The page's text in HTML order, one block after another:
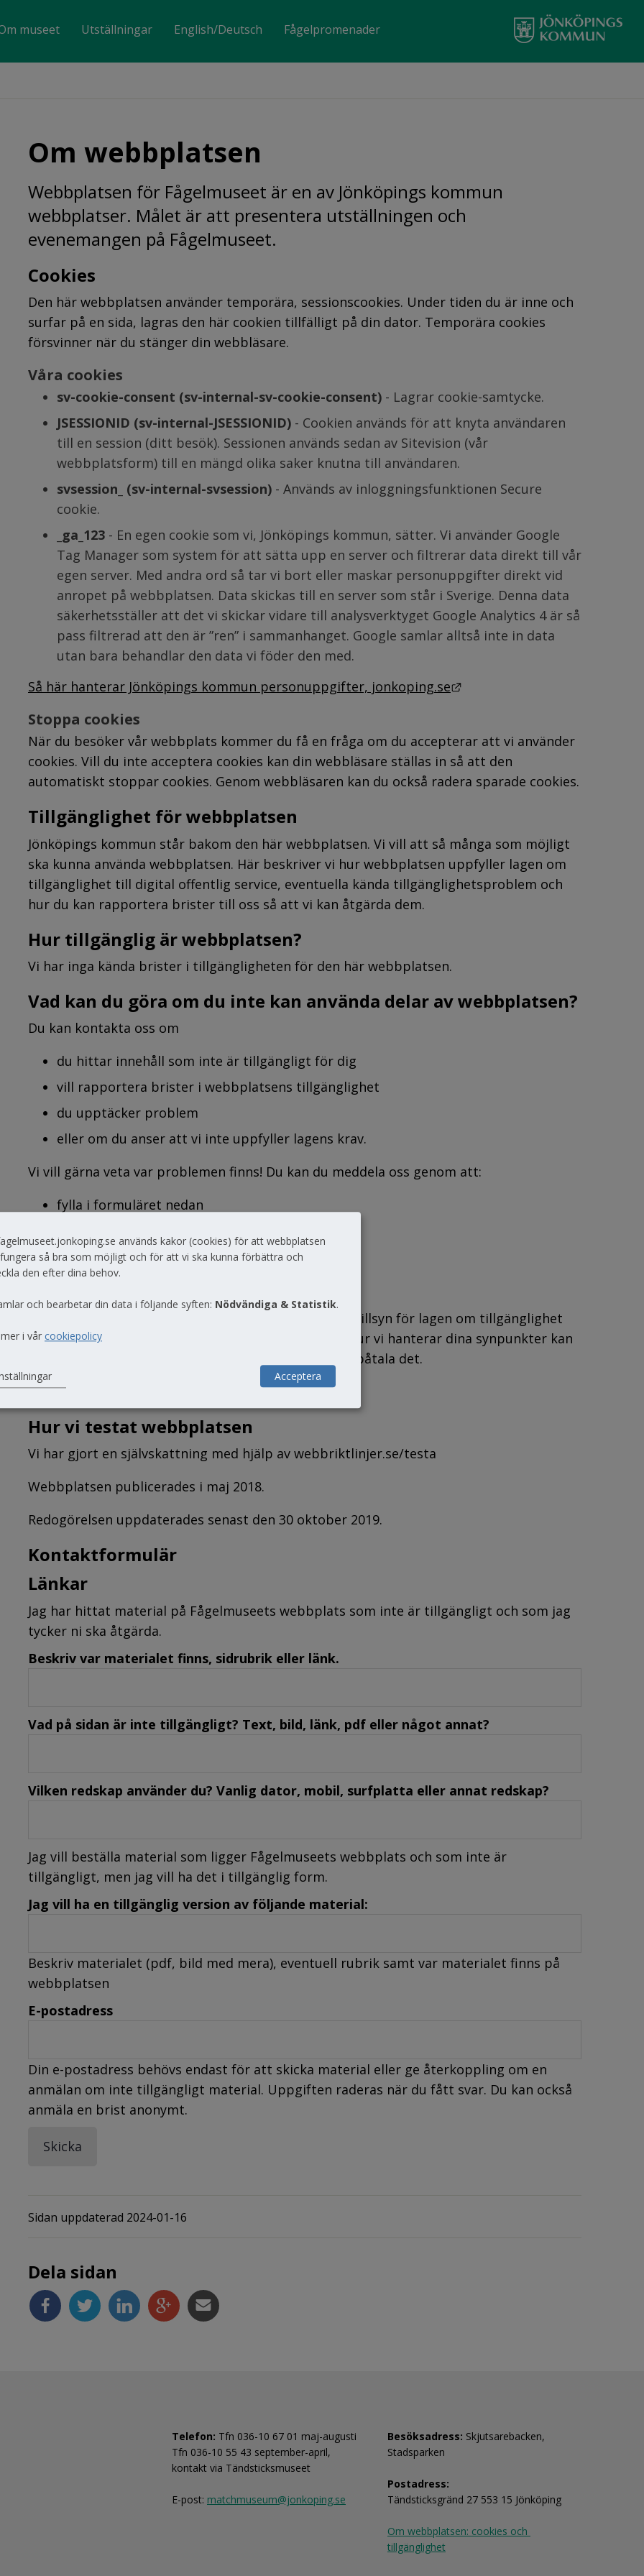
museet Utställningar English/Deutsch Fågelpromenader
Om webbplatsen
Webbplatsen för Fågelmuseet är en av Jönköpings kommun
webbplatser. Målet är att presentera utställningen och
evenemangen på Fågelmuseet.
Cookies
Den här webbplatsen använder temporära, sessionscookies. Under tiden du är inne och
surfar på en sida, lagras den här cookien tillfälligt på din dator. Temporära cookies
försvinner när du stänger din webbläsare.
Våra cookies
sv-cookie-consent (sv-internal-sv-cookie-consent) - Lagrar cookie-samtycke.
JSESSIONID (sv-internal-JSESSIONID) - Cookien används för att knyta användaren
till en session (ditt besök). Sessionen används sedan av Sitevision (vår
webbplatsform) till en mängd olika saker knutna till användaren.
svsession_ (sv-internal-svsession) - Används av inloggningsfunktionen Secure
cookie.
_ga_123 - En egen cookie som vi, Jönköpings kommun, sätter. Vi använder Google
Tag Manager som system för att sätta upp en server och filtrerar data direkt till vår
egen server. Med andra ord så tar vi bort eller maskar personuppgifter direkt vid
anropet på webbplatsen. Data skickas till en server som står i Sverige. Denna data
säkerhetsställer att det vi skickar vidare till analysverktyget Google Analytics 4 är så
pass filtrerad att den är ”ren” i sammanhanget. Google samlar alltså inte in data
utan bara behandlar den data vi föder den med.
Så här hanterar Jönköpings kommun personuppgifter, jonkoping.se
Länk till annan webbplats.
Stoppa cookies
När du besöker vår webbplats kommer du få en fråga om du accepterar att vi använder
cookies. Vill du inte acceptera cookies kan din webbläsare ställas in så att den
automatiskt stoppar cookies. Genom webbläsaren kan du också radera sparade cookies.
Tillgänglighet för webbplatsen
Jönköpings kommun står bakom den här webbplatsen. Vi vill att så många som möjligt
ska kunna använda webbplatsen. Här beskriver vi hur webbplatsen uppfyller lagen om
tillgänglighet till digital offentlig service, eventuella kända tillgänglighetsproblem och
hur du kan rapportera brister till oss så att vi kan åtgärda dem.
Hur tillgänglig är webbplatsen?
Vi har inga kända brister i tillgängligheten för den här webbplatsen.
Vad kan du göra om du inte kan använda delar av webbplatsen?
Du kan kontakta oss om
du hittar innehåll som inte är tillgängligt för dig
vill rapportera brister i webbplatsens tillgänglighet
du upptäcker problem
eller om du anser att vi inte uppfyller lagens krav.
Vi vill gärna veta var problemen finns! Du kan du meddela oss genom att:
fylla i formuläret nedan
ringa vårt kontaktcenter 036-10 50 00
Myndigheten för digital förvaltning har ansvaret för tillsyn för lagen om tillgänglighet
till digital offentlig service. Om du inte är nöjd med hur vi hanterar dina synpunkter kan
du kontakta Myndigheten för digital förvaltning och påtala det.
Länk till Myndigheten för digital förvaltning
Länk till annan webbplats.
Hur vi testat webbplatsen
Vi har gjort en självskattning med hjälp av webbriktlinjer.se/testa
Webbplatsen publicerades i maj 2018.
Redogörelsen uppdaterades senast den 30 oktober 2019.
Kontaktformulär
Länkar
Jag har hittat material på Fågelmuseets webbplats som inte är tillgängligt och som jag
tycker ni ska åtgärda.
Beskriv var materialet finns, sidrubrik eller länk.
Vad på sidan är inte tillgängligt? Text, bild, länk, pdf eller något annat?
Vilken redskap använder du? Vanlig dator, mobil, surfplatta eller annat redskap?
Jag vill beställa material som ligger Fågelmuseets webbplats och som inte är
tillgängligt, men jag vill ha det i tillgänglig form.
Jag vill ha en tillgänglig version av följande material:
Beskriv materialet (pdf, bild med mera), eventuell rubrik samt var materialet finns på
webbplatsen
E-postadress
Din e-postadress behövs endast för att skicka material eller ge återkoppling om en
anmälan om inte tillgängligt material. Uppgiften raderas när du fått svar. Du kan också
anmäla en brist anonymt.
Sidan uppdaterad 2024-01-16
Dela sidan
Telefon: Tfn 036-10 67 01 maj-augusti
Tfn 036-10 55 43 september-april,
kontakt via Tändsticksmuseet
E-post: matchmuseum@jonkoping.se
Besöksadress: Skjutsarebacken,
Stadsparken
Postadress:
Tändsticksgränd 27 553 15 Jönköping
Om webbplatsen: cookies och
tillgänglighet
används kakor (cookies) för att webbplatsen
så bra som möjligt och för att vi ska kunna förbättra och
den efter dina behov.
och bearbetar din data i följande syften: Nödvändiga & Statistik.
i vår cookiepolicy
Acceptera